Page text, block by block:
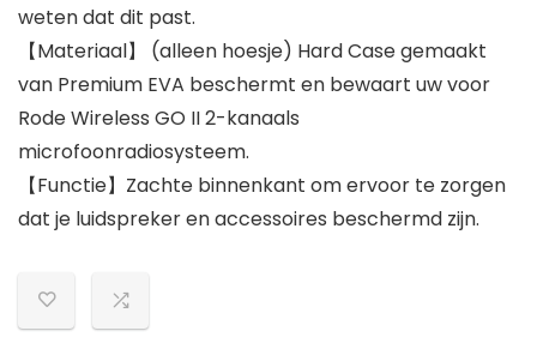
weten dat dit past.
【Materiaal】 (alleen hoesje) Hard Case gemaakt
van Premium EVA beschermt en bewaart uw voor
Rode Wireless GO II 2-kanaals
microfoonradiosysteem.
【Functie】Zachte binnenkant om ervoor te zorgen
dat je luidspreker en accessoires beschermd zijn.